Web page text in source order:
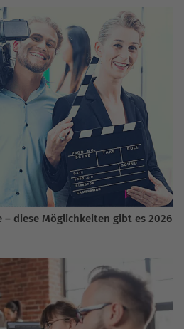
diese Möglichkeiten gibt es 2026